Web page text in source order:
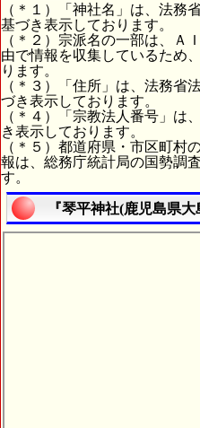
（＊１）「神社名」は、法務
基づき表示しております。
（＊２）宗派名の一部は、Ａ
由で情報を収集しているため
ります。
（＊３）「住所」は、法務省
づき表示しております。
（＊４）「宗教法人番号」は
き表示しております。
（＊５）都道府県・市区町村
報は、総務庁統計局の国勢調
す。
『琴平神社(鹿児島県